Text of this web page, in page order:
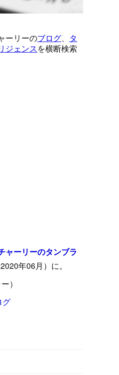
ャーリーのタンブラ
年06月）に。
）
グ